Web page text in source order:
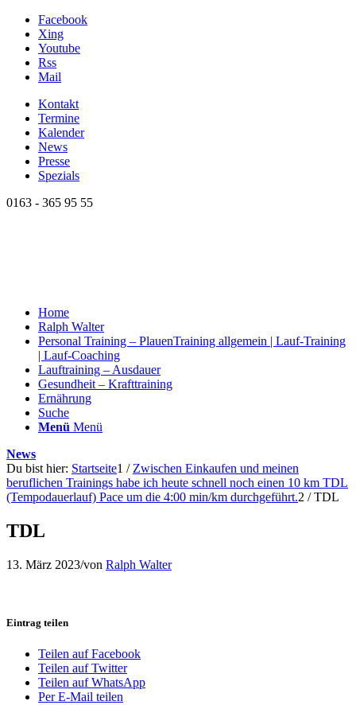
Facebook
Xing
Youtube
Rss
Mail
Kontakt
Termine
Kalender
News
Presse
Spezials
0163 - 365 95 55
Home
Ralph Walter
Personal Training – PlauenTraining allgemein | Lauf-Training
| Lauf-Coaching
Lauftraining – Ausdauer
Gesundheit – Krafttraining
Ernährung
Suche
Menü Menü
News
Du bist hier: Startseite1 / Zwischen Einkaufen und meinen
beruflichen Trainings habe ich heute schnell noch einen 10 km TDL
(Tempodauerlauf) Pace um die 4:00 min/km durchgeführt.2 / TDL
TDL
13. März 2023/von Ralph Walter
Eintrag teilen
Teilen auf Facebook
Teilen auf Twitter
Teilen auf WhatsApp
Per E-Mail teilen